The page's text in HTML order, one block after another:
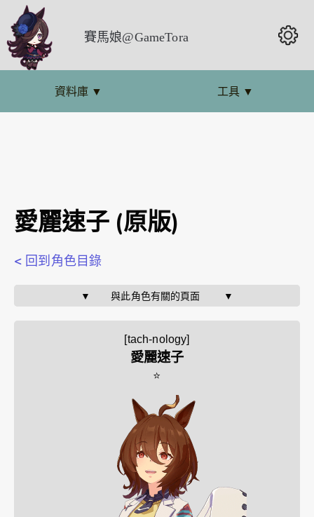
賽馬娘@GameTora
資料庫 ▼ 工具 ▼
愛麗速子 (原版)
< 回到角色目錄
▼       與此角色有關的頁面        ▼
[tach-nology]
愛麗速子
⭐